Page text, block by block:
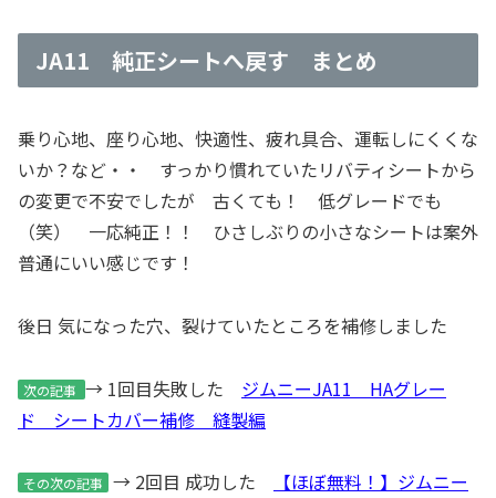
JA11 純正シートへ戻す まとめ
乗り心地、座り心地、快適性、疲れ具合、運転しにくくな
いか？など・・ すっかり慣れていたリバティシートから
の変更で不安でしたが 古くても！ 低グレードでも
（笑） 一応純正！！ ひさしぶりの小さなシートは案外
普通にいい感じです！
後日 気になった穴、裂けていたところを補修しました
次の記事 → 1回目失敗した ジムニーJA11 HAグレー
ド シートカバー補修 縫製編
その次の記事 → 2回目 成功した 【ほぼ無料！】ジムニー